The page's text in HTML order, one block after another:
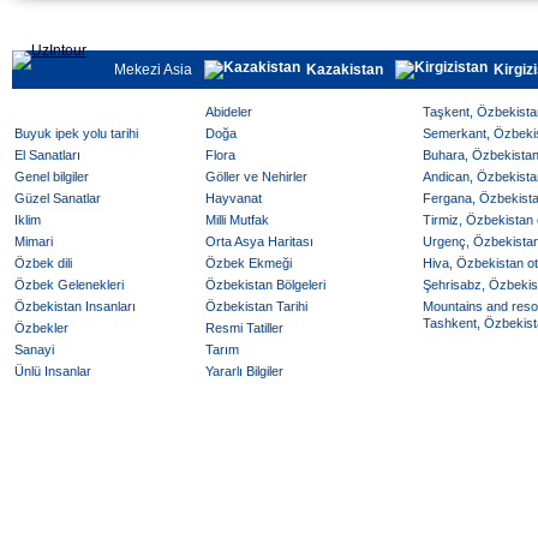
Mekezi Asia Kazakistan
Abideler
Buyuk ipek yolu tarihi
Doğa
El Sanatları
Flora
Genel bilgiler
Göller ve Nehirler
Güzel Sanatlar
Hayvanat
Iklim
Milli Mutfak
Mimari
Orta Asya Haritası
Özbek dili
Özbek Ekmeği
Özbek Gelenekleri
Özbekistan Bölgeleri
Özbekistan Insanları
Özbekistan Tarihi
Özbekler
Resmi Tatiller
Sanayi
Tarım
Ünlü Insanlar
Yararlı Bilgiler
Taşkent,
Semerkant,
Buhara,
Andican,
Fergana,
Tirmiz, Özbekistan
Urgenç,
Hiva, Özbekistan
Şehrisabz,
Mountains and
Tashkent,